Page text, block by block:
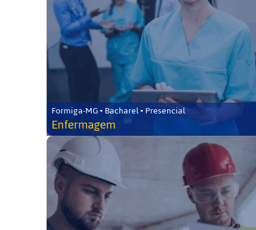
Formiga-MG • Bacharel • Presencial
Enfermagem